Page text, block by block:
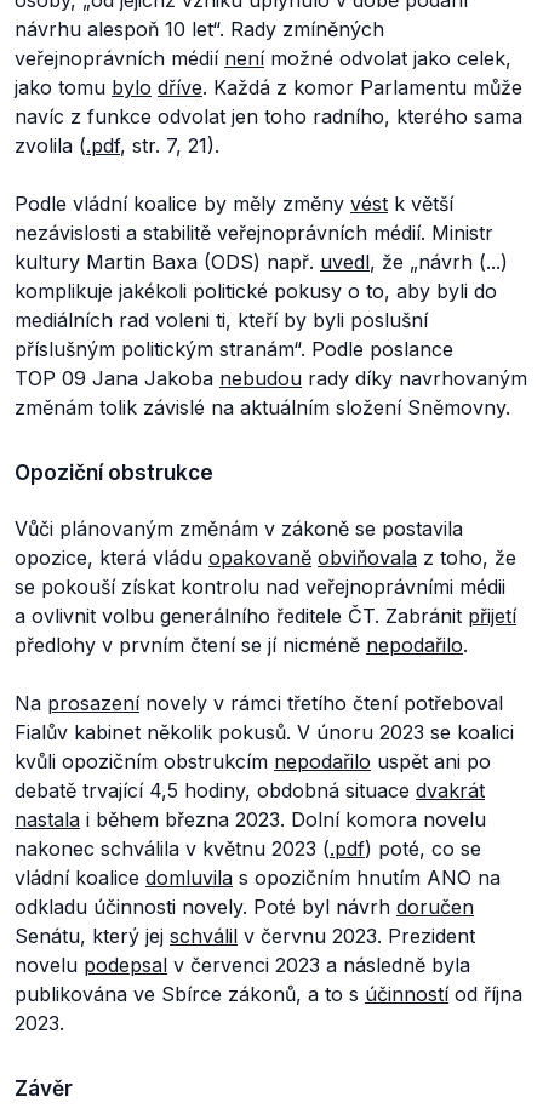
návrhu alespoň 10 let“. Rady zmíněných
veřejnoprávních médií nenímožné odvolat jako celek,
jako tomu bylo dříve. Každá z komor Parlamentu může
navíc z funkce odvolat jen toho radního, kterého sama
zvolila (.pdf, str. 7, 21).
Podle vládní koalice by měly změny vést k větší
nezávislosti a stabilitě veřejnoprávních médií. Ministr
kultury Martin Baxa (ODS) např. uvedl, že „návrh (...)
komplikuje jakékoli politické pokusy o to, aby byli do
mediálních rad voleni ti, kteří by byli poslušní
příslušným politickým stranám“. Podle poslance
TOP 09 Jana Jakoba nebudou rady díky navrhovaným
změnám tolik závislé na aktuálním složení Sněmovny.
Opoziční obstrukce
Vůči plánovaným změnám v zákoně se postavila
opozice, která vládu opakovaně obviňovala z toho, že
se pokouší získat kontrolu nad veřejnoprávními médii
a ovlivnit volbu generálního ředitele ČT. Zabránit přijetí
předlohy v prvním čtení se jí nicméně nepodařilo.
Na prosazenínovely v rámci třetího čtení potřeboval
Fialův kabinet několik pokusů. V únoru 2023 se koalici
kvůli opozičním obstrukcím nepodařilo uspět ani po
debatě trvající 4,5 hodiny, obdobná situace dvakrát
nastala i během března 2023. Dolní komora novelu
nakonec schválila v květnu 2023 (.pdf) poté, co se
vládní koalice domluvila s opozičním hnutím ANO na
odkladu účinnosti novely. Poté byl návrh doručen
Senátu, který jej schválil v červnu 2023. Prezident
novelu podepsal v červenci 2023 a následně byla
publikována ve Sbírce zákonů, a to s účinnostíod října
2023.
Závěr